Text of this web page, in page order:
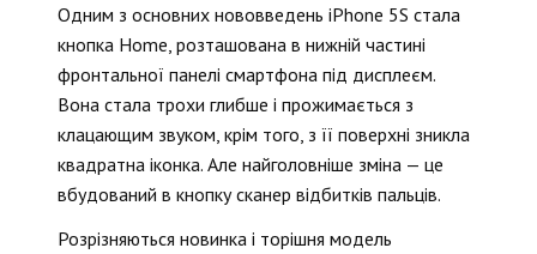
Одним з основних нововведень iPhone 5S стала
кнопка Home, розташована в нижній частині
фронтальної панелі смартфона під дисплеєм.
Вона стала трохи глибше і прожимається з
клацающим звуком, крім того, з її поверхні зникла
квадратна іконка. Але найголовніше зміна — це
вбудований в кнопку сканер відбитків пальців.
Розрізняються новинка і торішня модель